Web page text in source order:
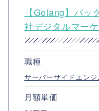
【Golang】バ
社デジタルマー
職種
サーバーサイドエンジ
月額単価